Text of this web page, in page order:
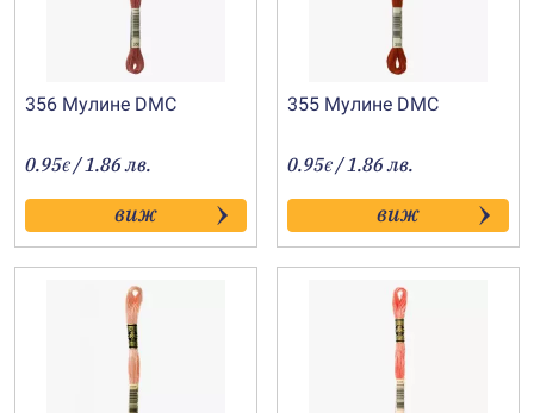
356 Мулине DMC
0.95€ / 1.86 лв.
виж
355 Мулине DMC
0.95€ / 1.86 лв.
виж